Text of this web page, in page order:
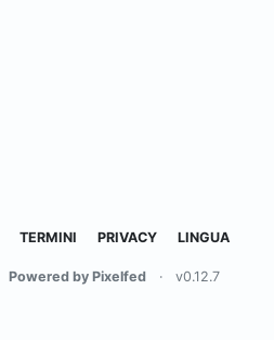
TERMINI PRIVACY LINGUA
Powered by Pixelfed · v0.12.7